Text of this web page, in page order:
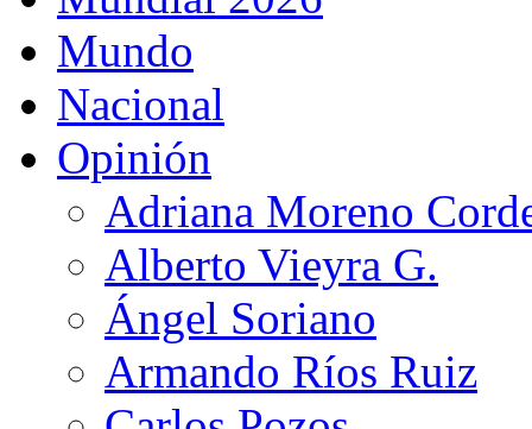
Mundo
Nacional
Opinión
Adriana Moreno
Alberto Vieyra G.
Ángel Soriano
Armando Ríos Ruiz